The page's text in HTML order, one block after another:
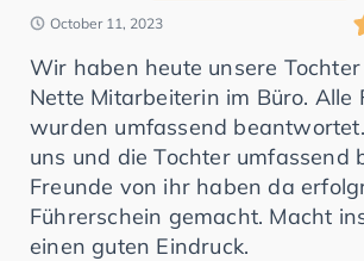
October 11, 2023
Wir haben heute unsere
Nette Mitarbeiterin im Büro. Alle
wurden umfassend
uns und die Tochter umfassend
Freunde von ihr haben da
Führerschein gemacht. Macht
einen guten Eindruck.